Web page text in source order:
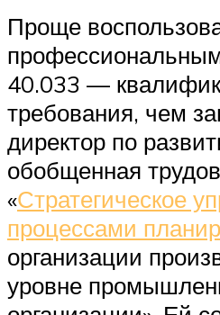
Проще
40.033 —
требования, чем
директор по
обобщенная
«Стратегическое
процессами
организации
уровне